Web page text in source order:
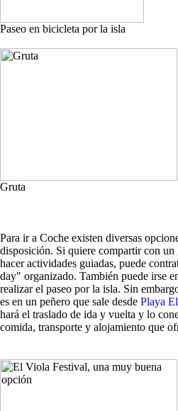
Paseo en bicicleta por la isla
Gruta
Para ir a Coche existen diversas
disposición. Si quiere compartir con
hacer actividades guiadas, puede
day" organizado. También puede irse
realizar el paseo por la isla. Sin
es en un peñero que sale desde Playa
hará el traslado de ida y vuelta y lo
comida, transporte y alojamiento que